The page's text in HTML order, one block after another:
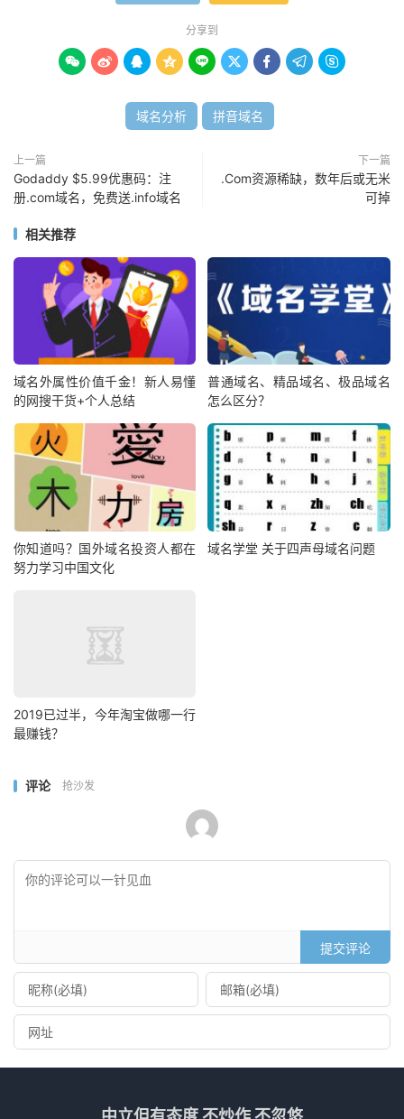
分享到
        
域名分析 拼音域名
上一篇
Godaddy $5.99优惠码：注
册.com域名，免费送.info域名
下一篇
.Com资源稀缺，数年后或无米
可掉
相关推荐
域名外属性价值千金！新人易懂
的网搜干货+个人总结
普通域名、精品域名、极品域名
怎么区分？
你知道吗？国外域名投资人都在
努力学习中国文化
域名学堂 关于四声母域名问题
2019已过半，今年淘宝做哪一行
最赚钱？
评论 抢沙发
提交评论